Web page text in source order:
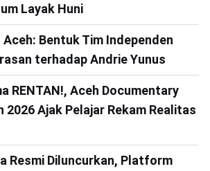
Layak Huni
Aceh: Bentuk Tim Independen
terhadap Andrie Yunus
RENTAN!, Aceh Documentary
2026 Ajak Pelajar Rekam Realitas
Resmi Diluncurkan, Platform